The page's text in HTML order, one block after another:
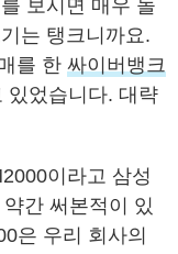
보시면 매우 놀
는 탱크니까요.
를 한 싸이버뱅크
있었습니다. 대략
이라고 삼성
간 써본적이 있
은 우리 회사의